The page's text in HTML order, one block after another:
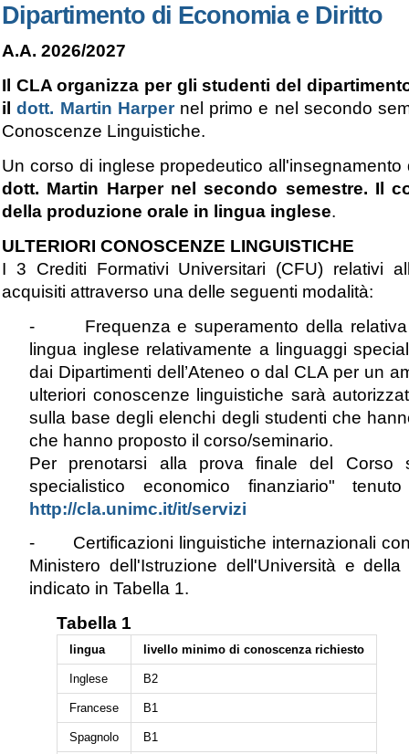
Dipartimento di Economia e Diritto
A.A. 2026/2027
Il CLA organizza per gli studenti del
ildott. Martin Harper nel primo e nel secondo
Conoscenze Linguistiche.
Un corso di inglese propedeutico
dott. Martin Harper nel secondo semestre. Il
della produzione orale in lingua inglese.
ULTERIORI CONOSCENZE LINGUISTICHE
I 3 Crediti Formativi Universitari (CFU) relativi
acquisiti attraverso una delle seguenti modalità:
- Frequenza e superamento della relativa
lingua inglese relativamente a linguaggi
dai Dipartimenti dell’Ateneo o dal CLA per un
ulteriori conoscenze linguistiche sarà
sulla base degli elenchi degli studenti che
che hanno proposto il corso/seminario.
Per prenotarsi alla prova finale del Corso
specialistico economico finanziario"
http://cla.unimc.it/it/servizi
- Certificazioni linguistiche internazionali
Ministero dell'Istruzione dell'Università e
indicato in Tabella 1.
Tabella 1
lingua livello minimo di conoscenza richiesto
Inglese B2
Francese B1
Spagnolo B1